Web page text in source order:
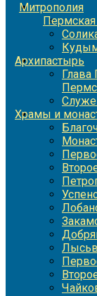
Митрополия
Пермская
Архипастырь
Глава
Храмы и